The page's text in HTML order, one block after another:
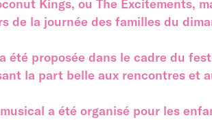
Kings, ou The Excitements,
de la journée des familles du
été proposée dans le cadre du
la part belle aux rencontres et
a été organisé pour les